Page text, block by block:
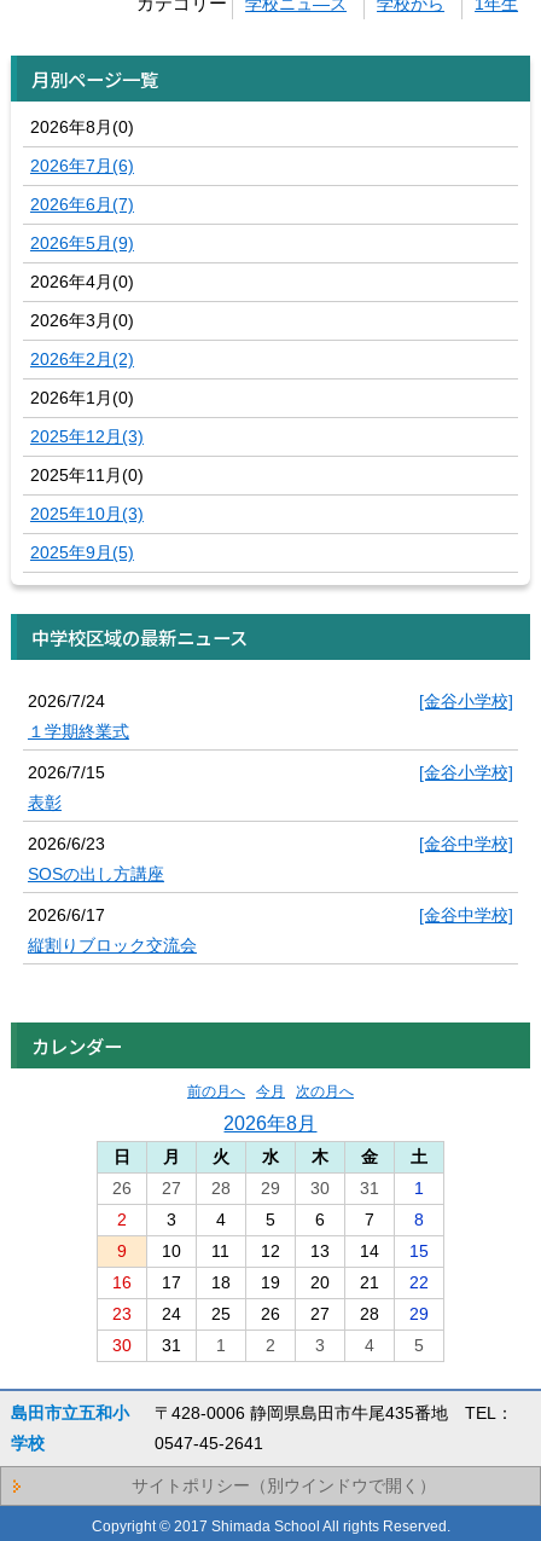
月別ページ一覧
2026年8月(0)
2026年7月(6)
2026年6月(7)
2026年5月(9)
2026年4月(0)
2026年3月(0)
2026年2月(2)
2026年1月(0)
2025年12月(3)
2025年11月(0)
2025年10月(3)
2025年9月(5)
中学校区域の最新ニュース
2026/7/24
[金谷小学校]
１学期終業式
2026/7/15
[金谷小学校]
表彰
2026/6/23
[金谷中学校]
SOSの出し方講座
2026/6/17
[金谷中学校]
縦割りブロック交流会
カレンダー
前の月へ 今月 次の月へ
2026年8月
日 月 火 水 木 金
土
26
27 28 29 30 31
1
2
3 4 5 6 7
8
9
10 11 12 13 14
15
16
17 18 19 20 21
22
23
24 25 26 27 28
29
30
31 1 2 3 4 5
島田市立五和小
学校
〒428-0006 静岡県島田市牛尾435番地 TEL：
0547-45-2641
サイトポリシー（別ウインドウで開く）
Copyright © 2017 Shimada School All rights Reserved.